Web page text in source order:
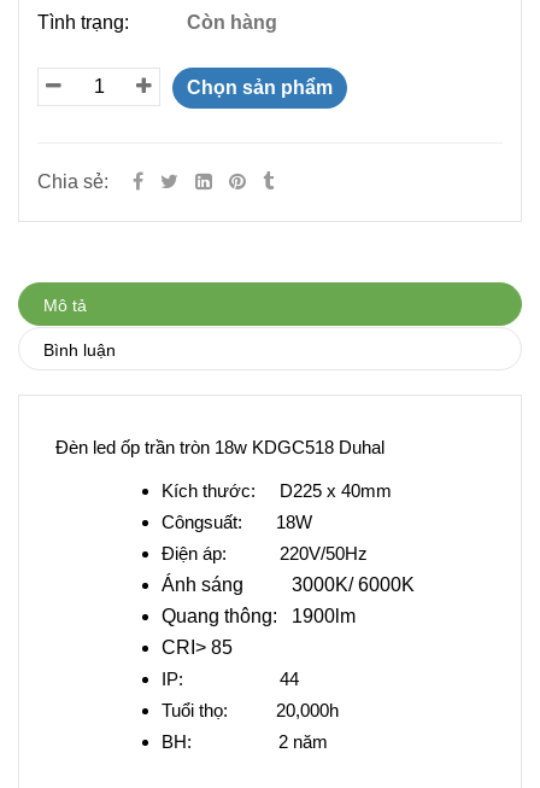
Tình trạng: Còn hàng
Chọn sản phẩm
Chia sẻ:
Mô tả
Bình luận
Đèn led ốp trần tròn 18w KDGC518 Duhal
Kích thước: D225 x 40mm
Côngsuất: 18W
Điện áp: 220V/50Hz
Ánh sáng 3000K/ 6000K
Quang thông: 1900lm
CRI> 85
IP: 44
Tuổi thọ: 20,000h
BH: 2 năm